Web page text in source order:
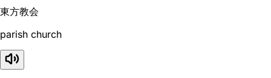
東方教会
parish church